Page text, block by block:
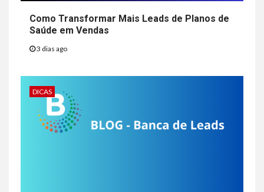
Como Transformar Mais Leads de Planos de
Saúde em Vendas
3 dias ago
DICAS